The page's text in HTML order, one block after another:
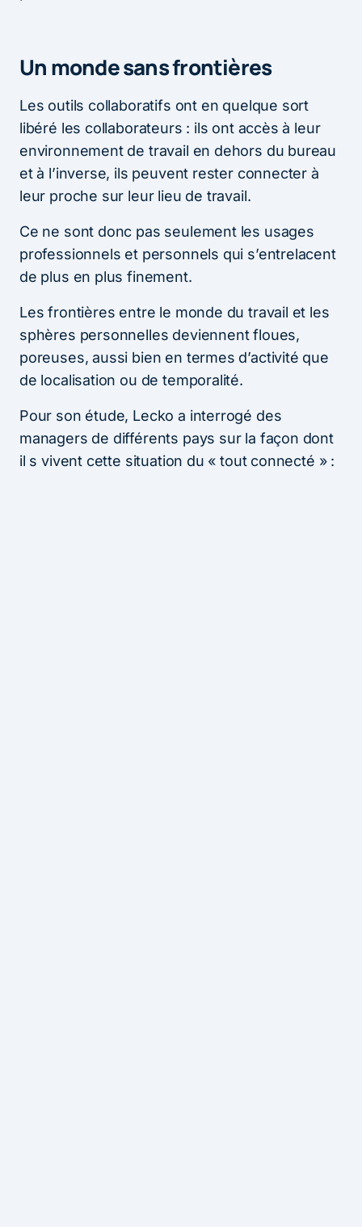
Un monde sans frontières
Les outils collaboratifs ont en quelque sort
libéré les collaborateurs : ils ont accès à leur
environnement de travail en dehors du bureau
et à l’inverse, ils peuvent rester connecter à
leur proche sur leur lieu de travail.
Ce ne sont donc pas seulement les usages
professionnels et personnels qui s’entrelacent
de plus en plus finement.
Les frontières entre le monde du travail et les
sphères personnelles deviennent floues,
poreuses, aussi bien en termes d’activité que
de localisation ou de temporalité.
Pour son étude, Lecko a interrogé des
managers de différents pays sur la façon dont
il s vivent cette situation du « tout connecté » :